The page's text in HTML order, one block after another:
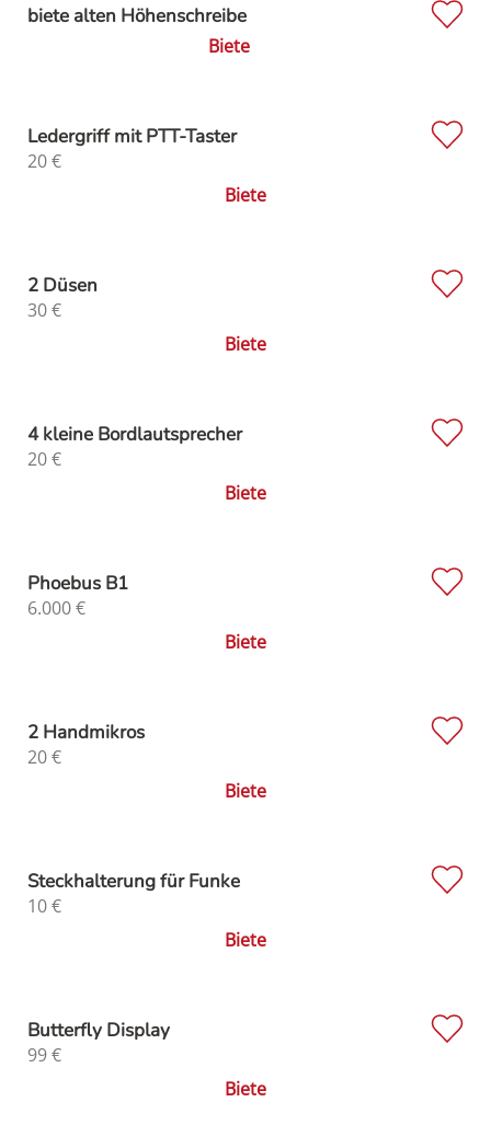
biete alten Höhenschreibe
Biete
Ledergriff mit PTT-Taster
20€
Biete
2 Düsen
30€
Biete
4 kleine Bordlautsprecher
20€
Biete
Phoebus B1
6.000€
Biete
2 Handmikros
20€
Biete
Steckhalterung für Funke
10€
Biete
Butterfly Display
99€
Biete